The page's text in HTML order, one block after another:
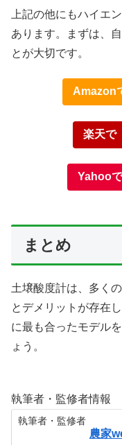
上記の他にもハイエ
あります。まずは、
とが大切です。
Amazon
楽天で
Yahoo
まとめ
土壌酸度計は、多く
とデメリットが存在
に最も合ったモデル
ょう。
執筆者・監修者情報
執筆者・監修者
農家